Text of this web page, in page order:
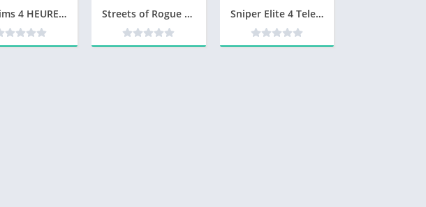
Les Sims 4 HEURE DE GLOIRE Télécharger PC DLC Jeux Streets of Rogue 2 Télécharger jeu PC Sniper Elite 4 Telecharger Version Complete PC